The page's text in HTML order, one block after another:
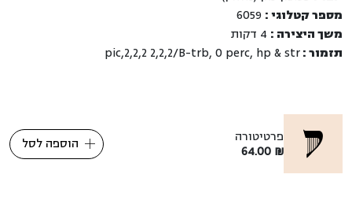
מספר קטלוגי :
משך היצירה :
תזמור :pic,2,2,2 2,2,2/B-trb, 0 perc, hp & str
פרטיטורה
64.00 ₪ הוספה לסל